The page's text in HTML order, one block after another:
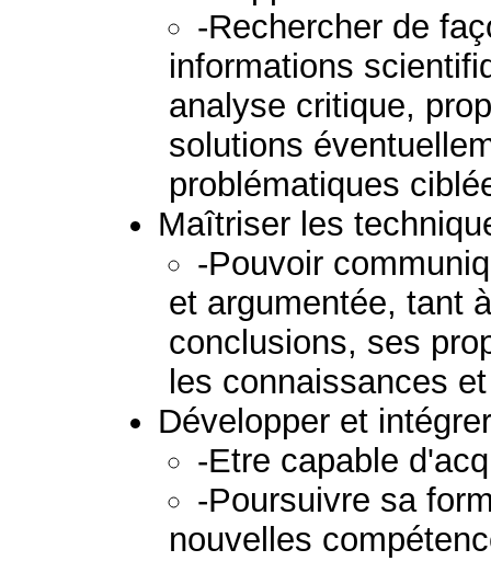
-Rechercher de
informations
analyse critique,
solutions
problématiques
Maîtriser les
-Pouvoir
et argumentée, tant
conclusions, ses
les connaissances
Développer et
-Etre capable
-Poursuivre sa
nouvelles